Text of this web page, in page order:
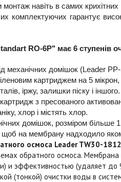
монтаж навіть в самих
комплектуючих гарантує
RO-6P" має 6 ступенів
механічних домішок (Leader
картриджем на 5
іржу, залишки піску і іншого.
з пресованого
хлор і містять хлор.
домішок, розміром більше
щоб на мембрану надходило
осмоса Leader TW30-
обратного осмоса. Мембрана
и эффективностью (удаляет до
(тонкой) очистки воды в